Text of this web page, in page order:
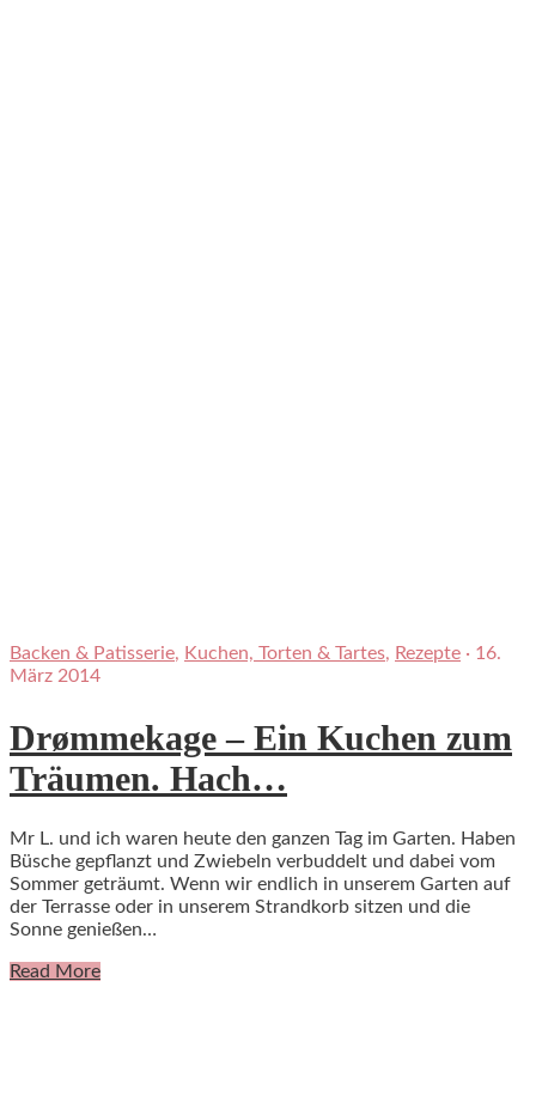
Backen & Patisserie, Kuchen, Torten & Tartes, Rezepte · 16.
März 2014
Drømmekage – Ein Kuchen zum
Träumen. Hach…
Mr L. und ich waren heute den ganzen Tag im Garten. Haben
Büsche gepflanzt und Zwiebeln verbuddelt und dabei vom
Sommer geträumt. Wenn wir endlich in unserem Garten auf
der Terrasse oder in unserem Strandkorb sitzen und die
Sonne genießen…
Read More